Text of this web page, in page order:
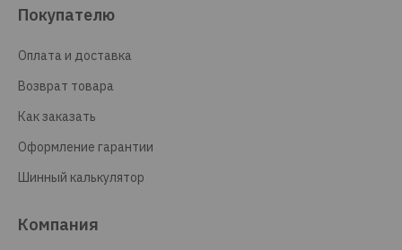
Покупателю
Оплата и доставка
Возврат товара
Как заказать
Оформление гарантии
Шинный калькулятор
Компания